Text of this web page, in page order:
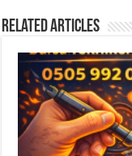
Related Articles